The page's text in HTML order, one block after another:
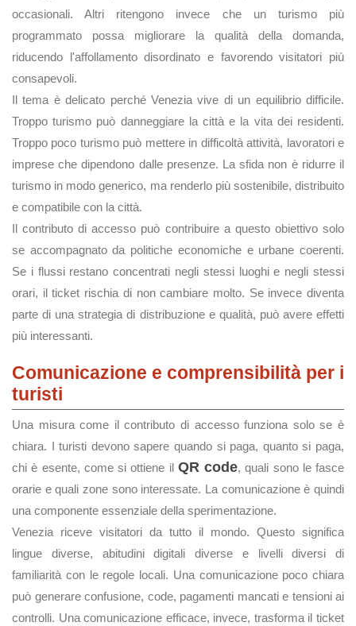
occasionali. Altri ritengono invece che un turismo più
programmato possa migliorare la qualità della domanda,
riducendo l'affollamento disordinato e favorendo visitatori più
consapevoli.
Il tema è delicato perché Venezia vive di un equilibrio difficile.
Troppo turismo può danneggiare la città e la vita dei residenti.
Troppo poco turismo può mettere in difficoltà attività, lavoratori e
imprese che dipendono dalle presenze. La sfida non è ridurre il
turismo in modo generico, ma renderlo più sostenibile, distribuito
e compatibile con la città.
Il contributo di accesso può contribuire a questo obiettivo solo
se accompagnato da politiche economiche e urbane coerenti.
Se i flussi restano concentrati negli stessi luoghi e negli stessi
orari, il ticket rischia di non cambiare molto. Se invece diventa
parte di una strategia di distribuzione e qualità, può avere effetti
più interessanti.
Comunicazione e comprensibilità per i
turisti
Una misura come il contributo di accesso funziona solo se è
chiara. I turisti devono sapere quando si paga, quanto si paga,
chi è esente, come si ottiene il QR code, quali sono le fasce
orarie e quali zone sono interessate. La comunicazione è quindi
una componente essenziale della sperimentazione.
Venezia riceve visitatori da tutto il mondo. Questo significa
lingue diverse, abitudini digitali diverse e livelli diversi di
familiarità con le regole locali. Una comunicazione poco chiara
può generare confusione, code, pagamenti mancati e tensioni ai
controlli. Una comunicazione efficace, invece, trasforma il ticket